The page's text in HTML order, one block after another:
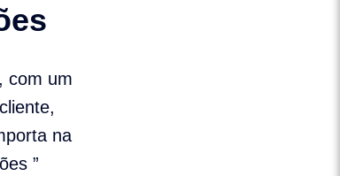
com um
na
”